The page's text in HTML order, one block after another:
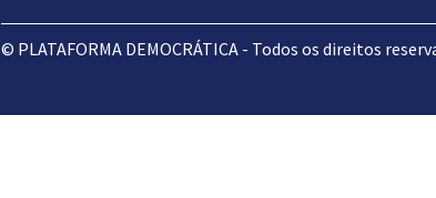
© PLATAFORMA DEMOCRÁTICA - Todos os direitos